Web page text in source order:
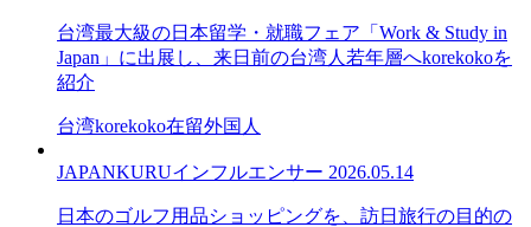
台湾最大級の日本留学・就職フェア「Work & Study in
Japan」に出展し、来日前の台湾人若年層へkorekokoを
紹介
台湾korekoko在留外国人
JAPANKURUインフルエンサー 2026.05.14
日本のゴルフ用品ショッピングを、訪日旅行の目的の